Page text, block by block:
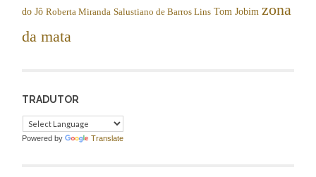
do Jô Roberta Miranda Salustiano de Barros Lins Tom Jobim zona
da mata
TRADUTOR
Powered by Translate